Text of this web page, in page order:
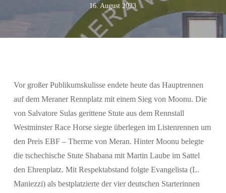
Suchen
16. August 2023
Vor großer Publikumskulisse endete heute das Hauptrennen
auf dem Meraner Rennplatz mit einem Sieg von Moonu. Die
von Salvatore Sulas gerittene Stute aus dem Rennstall
Westminster Race Horse siegte überlegen im Listenrennen um
den Preis EBF – Therme von Meran. Hinter Moonu belegte
die tschechische Stute Shabana mit Martin Laube im Sattel
den Ehrenplatz. Mit Respektabstand folgte Evangelista (L.
Maniezzi) als bestplatzierte der vier deutschen Starterinnen